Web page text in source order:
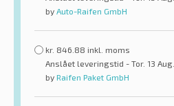
by Auto-Raifen GmbH
kr. 846.88 inkl. moms
Anslået leveringstid - Tor. 13
by Raifen Paket GmbH